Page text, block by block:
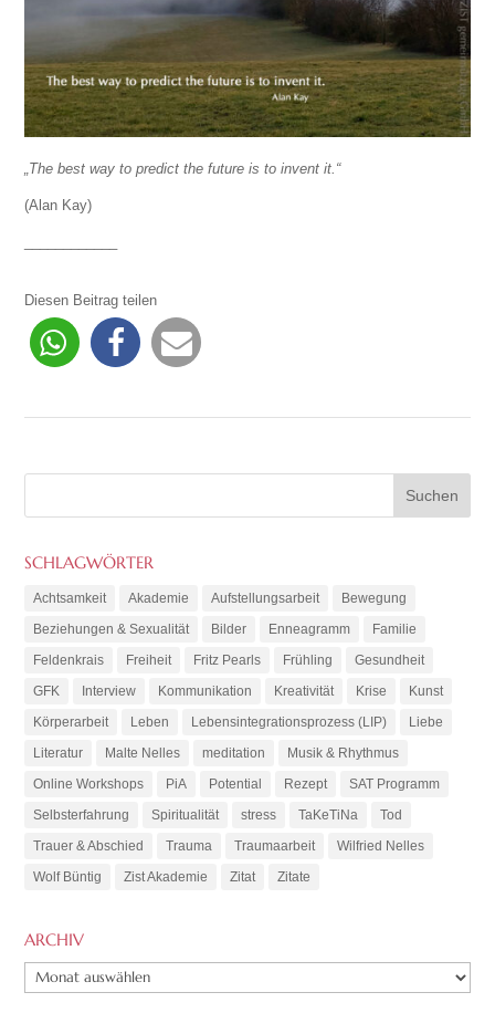
„The best way to predict the future is to invent it.“
(Alan Kay)
Diesen Beitrag teilen
SCHLAGWÖRTER
Achtsamkeit Akademie Aufstellungsarbeit
Bewegung
Beziehungen & Sexualität
Bilder Enneagramm
Familie
Feldenkrais
Freiheit Fritz Pearls Frühling
Gesundheit
GFK
Interview Kommunikation Kreativität Krise
Kunst
Körperarbeit
Leben Lebensintegrationsprozess (LIP)
Liebe
Literatur
Malte Nelles meditation
Musik & Rhythmus
Online Workshops
PiA Potential Rezept
SAT Programm
Selbsterfahrung
Spiritualität stress TaKeTiNa
Tod
Trauer & Abschied
Trauma Traumaarbeit
Wilfried Nelles
Wolf Büntig
Zist Akademie Zitat Zitate
ARCHIV
ARCHIV